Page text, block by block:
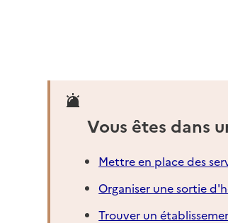
Vous êtes dans
Mettre en place des
Organiser une sortie
Trouver un